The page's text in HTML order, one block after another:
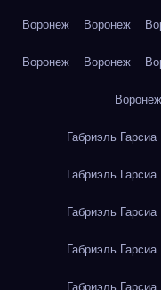
Воронеж Воронеж
Воронеж Воронеж
Воронеж
Габриэль
Габриэль
Габриэль
Габриэль
Габриэль